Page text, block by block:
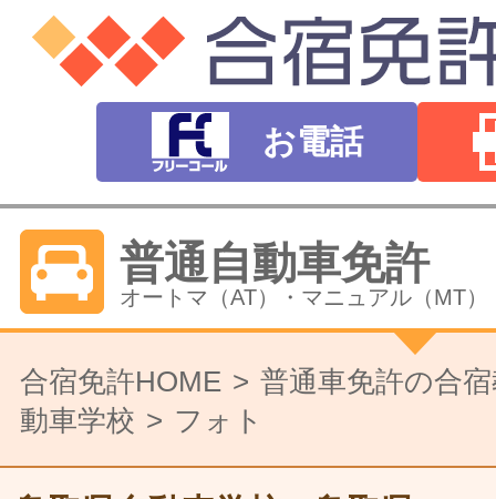
お電話
普通自動車免許
オートマ（AT）・マニュアル（MT）
バイク免許
普通二輪（中型二輪）・大型二輪
合宿免許HOME
普通車免許の合
動車学校
フォト